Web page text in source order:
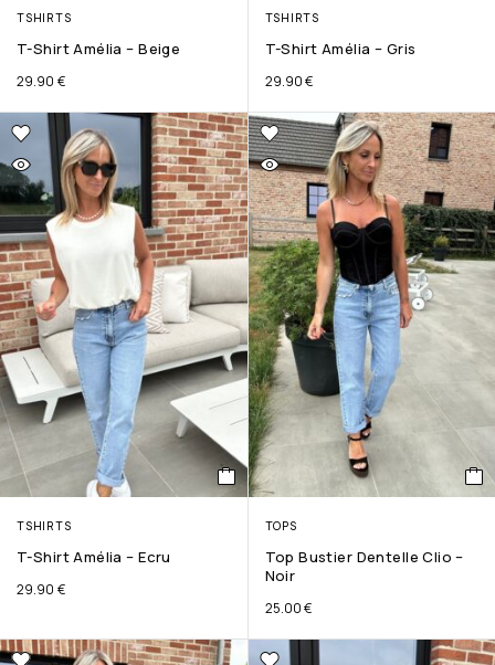
TSHIRTS
T-Shirt Amélia – Beige
29.90 €
TSHIRTS
T-Shirt Amélia – Gris
29.90€
TSHIRTS
T-Shirt Amélia – Ecru
29.90 €
TOPS
Top Bustier Dentelle Clio –
Noir
25.00€